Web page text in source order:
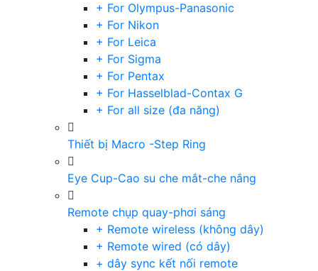
+ For Olympus-Panasonic
+ For Nikon
+ For Leica
+ For Sigma
+ For Pentax
+ For Hasselblad-Contax G
+ For all size (đa năng)
Thiết bị Macro -Step Ring
Eye Cup-Cao su che mắt-che nắng
Remote chụp quay-phơi sáng
+ Remote wireless (không dây)
+ Remote wired (có dây)
+ dây sync kết nối remote